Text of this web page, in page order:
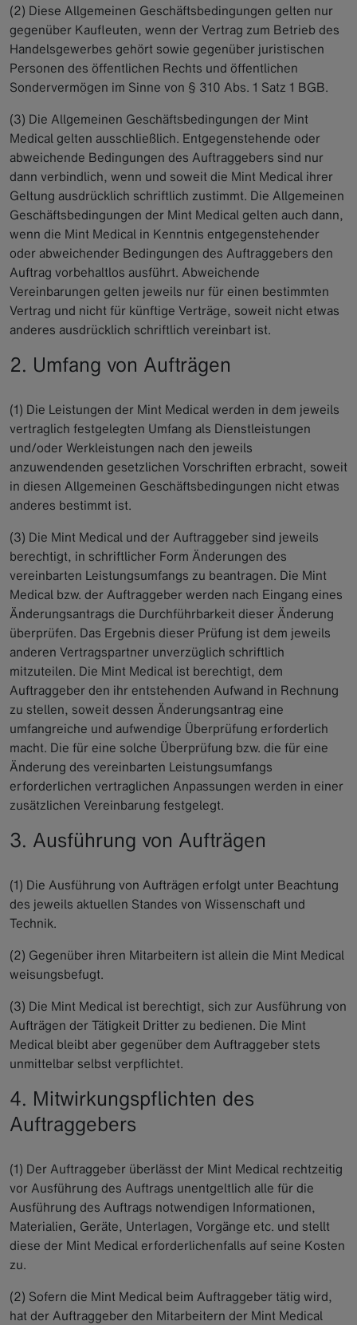
(2) Diese Allgemeinen Geschäftsbedingungen gelten nur
gegenüber Kaufleuten, wenn der Vertrag zum Betrieb des
Handelsgewerbes gehört sowie gegenüber juristischen
Personen des öffentlichen Rechts und öffentlichen
Sondervermögen im Sinne von § 310 Abs. 1 Satz 1 BGB.
(3) Die Allgemeinen Geschäftsbedingungen der Mint
Medical gelten ausschließlich. Entgegenstehende oder
abweichende Bedingungen des Auftraggebers sind nur
dann verbindlich, wenn und soweit die Mint Medical ihrer
Geltung ausdrücklich schriftlich zustimmt. Die Allgemeinen
Geschäftsbedingungen der Mint Medical gelten auch dann,
wenn die Mint Medical in Kenntnis entgegenstehender
oder abweichender Bedingungen des Auftraggebers den
Auftrag vorbehaltlos ausführt. Abweichende
Vereinbarungen gelten jeweils nur für einen bestimmten
Vertrag und nicht für künftige Verträge, soweit nicht etwas
anderes ausdrücklich schriftlich vereinbart ist.
2. Umfang von Aufträgen
(1) Die Leistungen der Mint Medical werden in dem jeweils
vertraglich festgelegten Umfang als Dienstleistungen
und/oder Werkleistungen nach den jeweils
anzuwendenden gesetzlichen Vorschriften erbracht, soweit
in diesen Allgemeinen Geschäftsbedingungen nicht etwas
anderes bestimmt ist.
(3) Die Mint Medical und der Auftraggeber sind jeweils
berechtigt, in schriftlicher Form Änderungen des
vereinbarten Leistungsumfangs zu beantragen. Die Mint
Medical bzw. der Auftraggeber werden nach Eingang eines
Änderungsantrags die Durchführbarkeit dieser Änderung
überprüfen. Das Ergebnis dieser Prüfung ist dem jeweils
anderen Vertragspartner unverzüglich schriftlich
mitzuteilen. Die Mint Medical ist berechtigt, dem
Auftraggeber den ihr entstehenden Aufwand in Rechnung
zu stellen, soweit dessen Änderungsantrag eine
umfangreiche und aufwendige Überprüfung erforderlich
macht. Die für eine solche Überprüfung bzw. die für eine
Änderung des vereinbarten Leistungsumfangs
erforderlichen vertraglichen Anpassungen werden in einer
zusätzlichen Vereinbarung festgelegt.
3. Ausführung von Aufträgen
(1) Die Ausführung von Aufträgen erfolgt unter Beachtung
des jeweils aktuellen Standes von Wissenschaft und
Technik.
(2) Gegenüber ihren Mitarbeitern ist allein die Mint Medical
weisungsbefugt.
(3) Die Mint Medical ist berechtigt, sich zur Ausführung von
Aufträgen der Tätigkeit Dritter zu bedienen. Die Mint
Medical bleibt aber gegenüber dem Auftraggeber stets
unmittelbar selbst verpflichtet.
4. Mitwirkungspflichten des
Auftraggebers
(1) Der Auftraggeber überlässt der Mint Medical rechtzeitig
vor Ausführung des Auftrags unentgeltlich alle für die
Ausführung des Auftrags notwendigen Informationen,
Materialien, Geräte, Unterlagen, Vorgänge etc. und stellt
diese der Mint Medical erforderlichenfalls auf seine Kosten
zu.
(2) Sofern die Mint Medical beim Auftraggeber tätig wird,
hat der Auftraggeber den Mitarbeitern der Mint Medical